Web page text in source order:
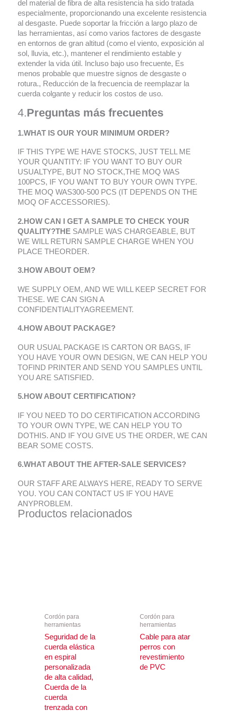
del material de fibra de alta resistencia ha sido tratada
especialmente, proporcionando una excelente resistencia
al desgaste. Puede soportar la fricción a largo plazo de
las herramientas, así como varios factores de desgaste
en entornos de gran altitud (como el viento, exposición al
sol, lluvia, etc.), mantener el rendimiento estable y
extender la vida útil. Incluso bajo uso frecuente, Es
menos probable que muestre signos de desgaste o
rotura., Reducción de la frecuencia de reemplazar la
cuerda colgante y reducir los costos de uso.
4.Preguntas más frecuentes
1.WHAT IS OUR YOUR MINIMUM ORDER?
IF THIS TYPE WE HAVE STOCKS, JUST TELL ME
YOUR QUANTITY:
IF YOU WANT TO BUY OUR
USUALTYPE, BUT NO STOCK,THE MOQ WAS
100PCS, IF YOU WANT TO BUY YOUR OWN TYPE.
THE MOQ WAS300-500 PCS ( IT DEPENDS ON THE
MOQ OF ACCESSORIES).
2. HOW CAN I GET A SAMPLE TO CHECK YOUR
QUALITY?THE SAMPLE WAS CHARGEABLE, BUT
WE WILL RETURN SAMPLE CHARGE WHEN YOU
PLACE THEORDER.
3. HOW ABOUT OEM ?
WE SUPPLY OEM , AND WE WILL KEEP SECRET FOR
THESE. WE CAN SIGN A
CONFIDENTIALITYAGREEMENT.
4. HOW ABOUT PACKAGE?
OUR USUAL PACKAGE IS CARTON OR BAGS,
IF
YOU HAVE YOUR OWN DESIGN, WE CAN HELP YOU
TOFIND PRINTER AND SEND YOU SAMPLES UNTIL
YOU ARE SATISFIED.
5. HOW ABOUT CERTIFICATION ?
IF YOU NEED TO DO CERTIFICATION ACCORDING
TO YOUR OWN TYPE, WE CAN HELP YOU TO
DOTHIS. AND IF YOU GIVE US THE ORDER, WE CAN
BEAR SOME COSTS.
6.WHAT ABOUT THE AFTER-SALE SERVICES?
OUR STAFF ARE ALWAYS HERE, READY TO SERVE
YOU. YOU CAN CONTACT US IF YOU HAVE
ANYPROBLEM .
Productos relacionados
Cordón para
herramientas
Seguridad de la
cuerda elástica
en espiral
personalizada
de alta calidad,
Cuerda de la
cuerda
trenzada con
Cordón para
herramientas
Cable para atar
perros con
revestimiento
de PVC